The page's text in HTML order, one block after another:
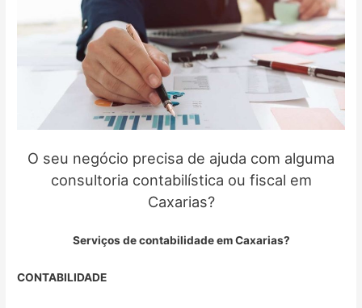
O seu negócio precisa de ajuda com alguma
consultoria contabilística ou fiscal em
Caxarias?
Serviços de contabilidade em Caxarias?
CONTABILIDADE